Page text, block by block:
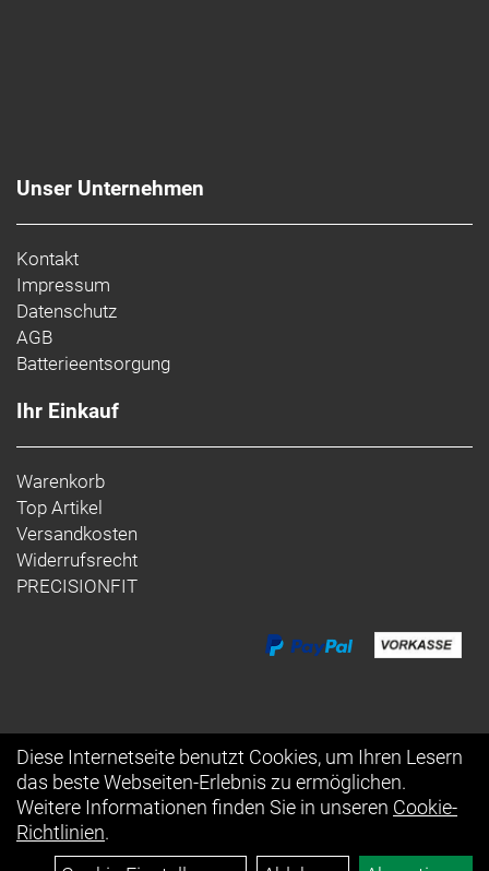
Unser Unternehmen
Kontakt
Impressum
Datenschutz
AGB
Batterieentsorgung
Ihr Einkauf
Warenkorb
Top Artikel
Versandkosten
Widerrufsrecht
PRECISIONFIT
Diese Internetseite benutzt Cookies, um Ihren Lesern
das beste Webseiten-Erlebnis zu ermöglichen.
Weitere Informationen finden Sie in unseren Cookie-
Richtlinien.
Auftrag widerrufen